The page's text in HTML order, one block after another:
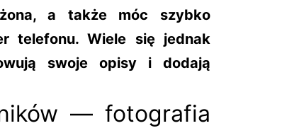
a także móc szybko
telefonu. Wiele się jednak
swoje opisy i dodają
— fotografia